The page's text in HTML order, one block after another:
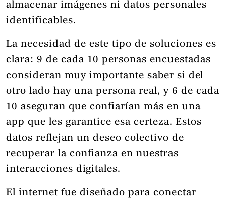
almacenar imágenes ni datos personales
identificables.
La necesidad de este tipo de soluciones es
clara: 9 de cada 10 personas encuestadas
consideran muy importante saber si del
otro lado hay una persona real, y 6 de cada
10 aseguran que confiarían más en una
app que les garantice esa certeza. Estos
datos reflejan un deseo colectivo de
recuperar la confianza en nuestras
interacciones digitales.
El internet fue diseñado para conectar